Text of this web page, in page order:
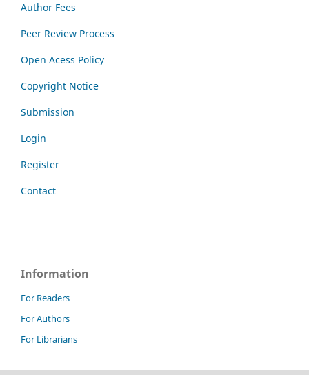
Author Fees
Peer Review Process
Open Acess Policy
Copyright Notice
Submission
Login
Register
Contact
Information
For Readers
For Authors
For Librarians